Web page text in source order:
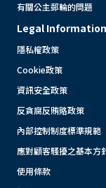
有關公主郵輪的問題
Legal Information
隱私權政策
Cookie政策
資訊安全政策
反貪腐反賄賂政策
內部控制制度標準規範
應對顧客騷擾之基本方
使用條款